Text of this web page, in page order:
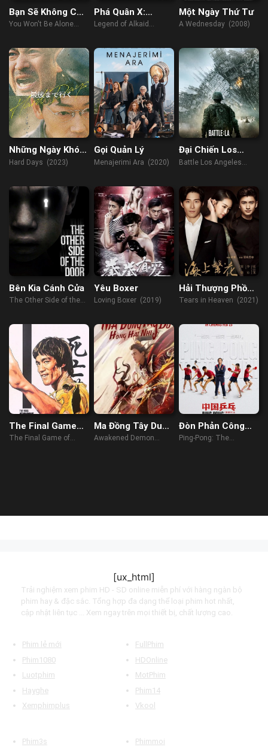
Bạn Sẽ Không Cô
Đơn
You Won't Be Alone
Phá Quân X:
Đương Án Trí
Legend of Alkaid
Một Ngày Thứ Tư
A Wednesday (2008)
Những Ngày Khó
Khăn
Hard Days (2023)
Gọi Quản Lý
Menajerimi Ara (2020)
Đại Chiến Los
Angeles
Battle Los Angeles
Bên Kia Cánh Cửa
The Other Side of the
Yêu Boxer
Loving Boxer (2019)
Hải Thượng Phồn
Hoa
Tears in Heaven (2021)
The Final Game
Of Death
The Final Game of
Ma Đồng Tây Du
Hồng Hài Nhi
Awakened Demon
Đòn Phản Công
Tuyệt Đỉnh
Ping-Pong: The